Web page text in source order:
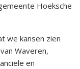
Hoeksche
we kansen zien
Waveren,
en